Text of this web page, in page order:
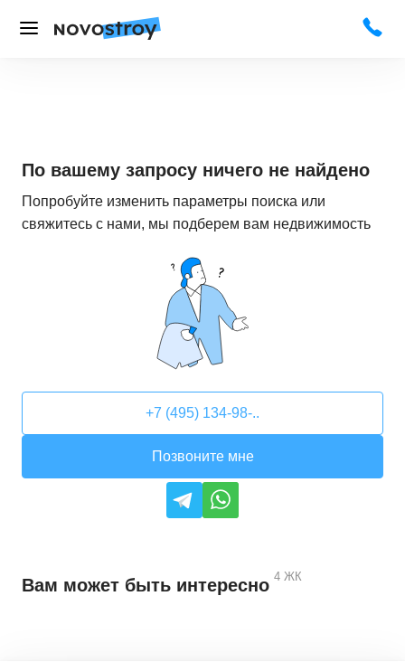
По вашему запросу ничего не найдено
Попробуйте изменить параметры поиска или
свяжитесь с нами, мы подберем вам недвижимость
+7 (495) 134-98-..
Позвоните мне
Вам может быть интересно 4 ЖК